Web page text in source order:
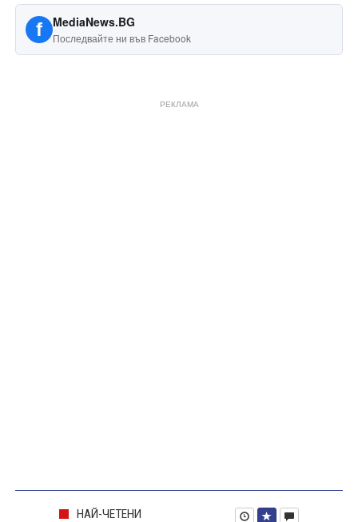
f MediaNews.BG
Последвайте ни във Facebook
РЕКЛАМА
НАЙ-ЧЕТЕНИ